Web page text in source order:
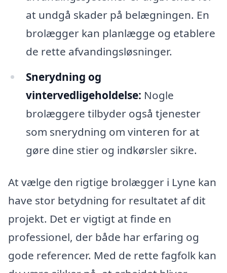
at undgå skader på belægningen. En
brolægger kan planlægge og etablere
de rette afvandingsløsninger.
Snerydning og
vintervedligeholdelse: Nogle
brolæggere tilbyder også tjenester
som snerydning om vinteren for at
gøre dine stier og indkørsler sikre.
At vælge den rigtige brolægger i Lyne kan
have stor betydning for resultatet af dit
projekt. Det er vigtigt at finde en
professionel, der både har erfaring og
gode referencer. Med de rette fagfolk kan